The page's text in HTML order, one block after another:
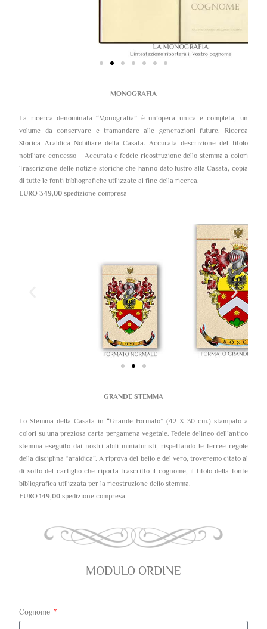
MONOGRAFIA
La ricerca denominata “Monografia” è un’opera unica e completa, un
volume da conservare e tramandare alle generazioni future. Ricerca
Storica Araldica Nobiliare della Casata. Accurata descrizione del titolo
nobiliare concesso – Accurata e fedele ricostruzione dello stemma a colori
Trascrizione delle notizie storiche che hanno dato lustro alla Casata, copia
di tutte le fonti bibliografiche utilizzate al fine della ricerca.
EURO 349,00 spedizione compresa
GRANDE STEMMA
Lo Stemma della Casata in “Grande Formato” (42 X 30 cm.) stampato a
colori su una preziosa carta pergamena vegetale. Fedele delineo dell’antico
stemma eseguito dai nostri abili miniaturisti, rispettando le ferree regole
della disciplina “araldica”. A riprova del bello e del vero, troveremo citato al
di sotto del cartiglio che riporta trascritto il cognome, il titolo della fonte
bibliografica utilizzata per la ricostruzione dello stemma.
EURO 149,00 spedizione compresa
MODULO ORDINE
Cognome